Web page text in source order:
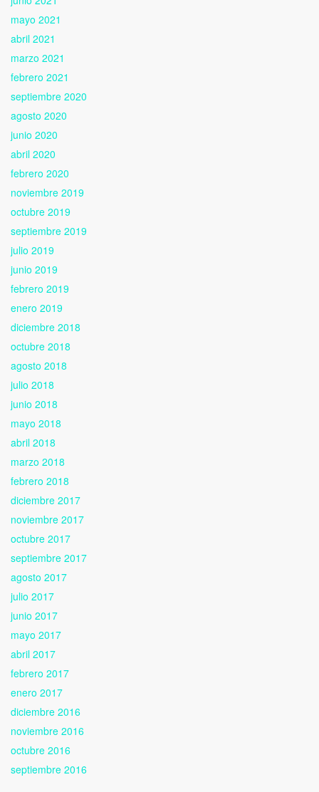
mayo 2021
abril 2021
marzo 2021
febrero 2021
septiembre 2020
agosto 2020
junio 2020
abril 2020
febrero 2020
noviembre 2019
octubre 2019
septiembre 2019
julio 2019
junio 2019
febrero 2019
enero 2019
diciembre 2018
octubre 2018
agosto 2018
julio 2018
junio 2018
mayo 2018
abril 2018
marzo 2018
febrero 2018
diciembre 2017
noviembre 2017
octubre 2017
septiembre 2017
agosto 2017
julio 2017
junio 2017
mayo 2017
abril 2017
febrero 2017
enero 2017
diciembre 2016
noviembre 2016
octubre 2016
septiembre 2016